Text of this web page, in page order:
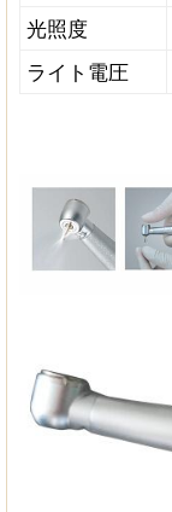
光照度
ライト電圧